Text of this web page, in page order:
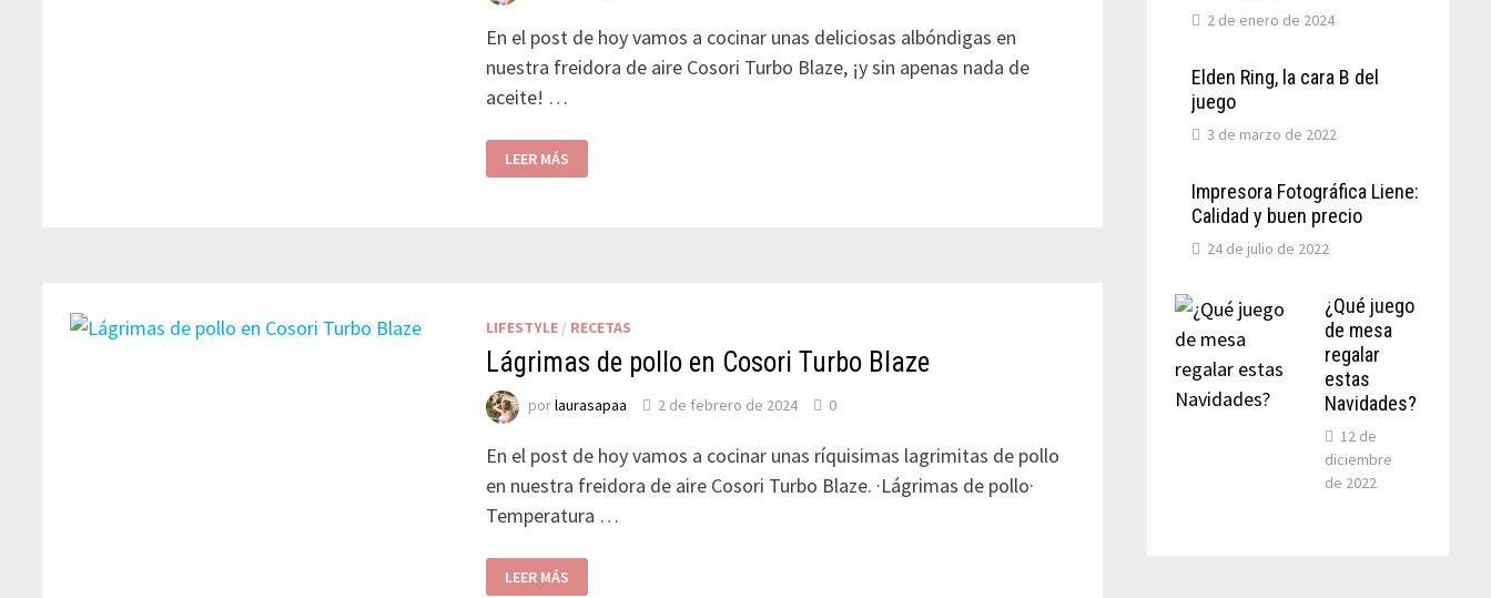
En el post de hoy vamos a cocinar unas deliciosas albóndigas en
nuestra freidora de aire Cosori Turbo Blaze, ¡y sin apenas nada de
aceite! …
LEER MÁS
LIFESTYLE / RECETAS
Lágrimas de pollo en Cosori Turbo Blaze
porlaurasapaa 2 de febrero de 2024 0
En el post de hoy vamos a cocinar unas ríquisimas lagrimitas de pollo
en nuestra freidora de aire Cosori Turbo Blaze. ·Lágrimas de pollo·
Temperatura …
LEER MÁS
2 de enero de 2024
Elden Ring, la cara B del
juego
3 de marzo de 2022
Impresora Fotográfica Liene:
Calidad y buen precio
24 de julio de 2022
¿Qué juego
de mesa
regalar
estas
Navidades?
12 de
diciembre
de 2022